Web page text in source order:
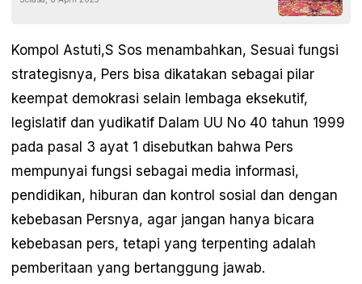
Kompol Astuti,S Sos menambahkan, Sesuai fungsi
strategisnya, Pers bisa dikatakan sebagai pilar
keempat demokrasi selain lembaga eksekutif,
legislatif dan yudikatif Dalam UU No 40 tahun 1999
pada pasal 3 ayat 1 disebutkan bahwa Pers
mempunyai fungsi sebagai media informasi,
pendidikan, hiburan dan kontrol sosial dan dengan
kebebasan Persnya, agar jangan hanya bicara
kebebasan pers, tetapi yang terpenting adalah
pemberitaan yang bertanggung jawab.